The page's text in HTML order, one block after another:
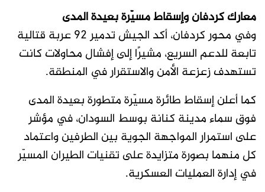
معارك كردفان وإسقاط مسيّرة بعيدة المدى
وفي محور كردفان، أكد الجيش تدمير 92 عربة قتالية
تابعة للدعم السريع، مشيرًا إلى إفشال محاولات كانت
تستهدف زعزعة الأمن والاستقرار في المنطقة.
كما أعلن إسقاط طائرة مسيّرة متطورة بعيدة المدى
فوق سماء مدينة كنانة بوسط السودان، في مؤشر
على استمرار المواجهة الجوية بين الطرفين واعتماد
كل منهما بصورة متزايدة على تقنيات الطيران المسيّر
في إدارة العمليات العسكرية.